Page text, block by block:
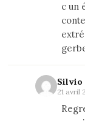
c un
Silvio
21 avril